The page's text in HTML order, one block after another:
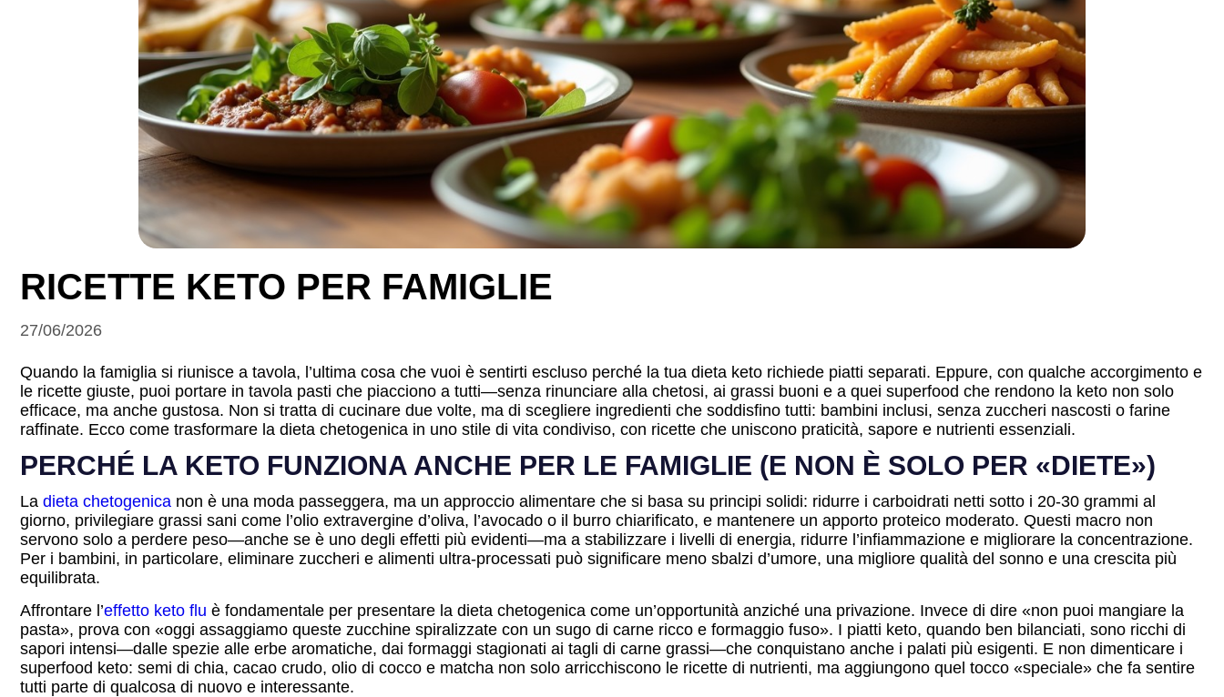
RICETTE KETO PER FAMIGLIE
27/06/2026
Quando la famiglia si riunisce a tavola, l’ultima cosa che vuoi è sentirti escluso perché la tua dieta keto richiede piatti separati. Eppure, con qualche accorgimento e
le ricette giuste, puoi portare in tavola pasti che piacciono a tutti—senza rinunciare alla chetosi, ai grassi buoni e a quei superfood che rendono la keto non solo
efficace, ma anche gustosa. Non si tratta di cucinare due volte, ma di scegliere ingredienti che soddisfino tutti: bambini inclusi, senza zuccheri nascosti o farine
raffinate. Ecco come trasformare la dieta chetogenica in uno stile di vita condiviso, con ricette che uniscono praticità, sapore e nutrienti essenziali.
PERCHÉ LA KETO FUNZIONA ANCHE PER LE FAMIGLIE (E NON È SOLO PER «DIETE»)
La dieta chetogenica non è una moda passeggera, ma un approccio alimentare che si basa su principi solidi: ridurre i carboidrati netti sotto i 20-30 grammi al
giorno, privilegiare grassi sani come l’olio extravergine d’oliva, l’avocado o il burro chiarificato, e mantenere un apporto proteico moderato. Questi macro non
servono solo a perdere peso—anche se è uno degli effetti più evidenti—ma a stabilizzare i livelli di energia, ridurre l’infiammazione e migliorare la concentrazione.
Per i bambini, in particolare, eliminare zuccheri e alimenti ultra-processati può significare meno sbalzi d’umore, una migliore qualità del sonno e una crescita più
equilibrata.
Affrontare l’effetto keto flu è fondamentale per presentare la dieta chetogenica come un’opportunità anziché una privazione. Invece di dire «non puoi mangiare la
pasta», prova con «oggi assaggiamo queste zucchine spiralizzate con un sugo di carne ricco e formaggio fuso». I piatti keto, quando ben bilanciati, sono ricchi di
sapori intensi—dalle spezie alle erbe aromatiche, dai formaggi stagionati ai tagli di carne grassi—che conquistano anche i palati più esigenti. E non dimenticare i
superfood keto: semi di chia, cacao crudo, olio di cocco e matcha non solo arricchiscono le ricette di nutrienti, ma aggiungono quel tocco «speciale» che fa sentire
tutti parte di qualcosa di nuovo e interessante.